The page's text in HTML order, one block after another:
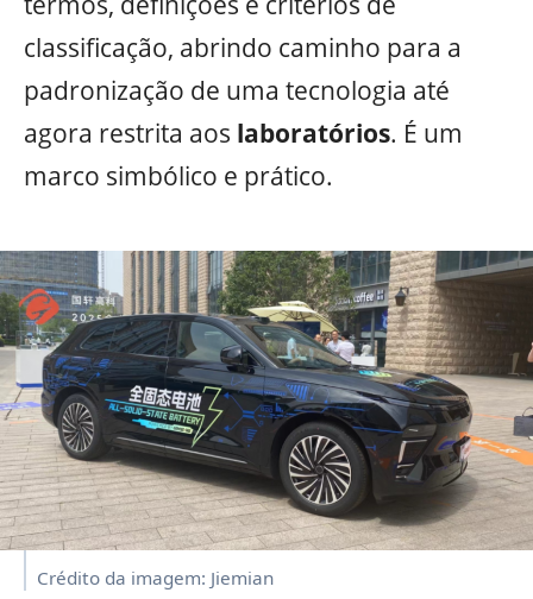
classificação, abrindo caminho para a
padronização de uma tecnologia até
agora restrita aos laboratórios. É um
marco simbólico e prático.
Crédito da imagem: Jiemian